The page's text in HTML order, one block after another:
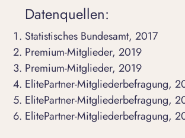
Datenquellen:
Statistisches Bundesamt, 2017
Premium-Mitglieder, 2019
Premium-Mitglieder, 2019
ElitePartner-Mitgliederbefragung,
ElitePartner-Mitgliederbefragung,
ElitePartner-Mitgliederbefragung,